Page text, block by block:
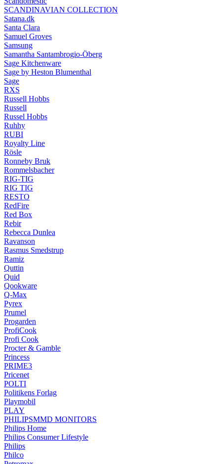
SCANDINAVIAN COLLECTION
Satana.dk
Santa Clara
Samuel Groves
Samsung
Samantha Santambrogio-Öberg
Sage Kitchenware
Sage by Heston Blumenthal
Sage
RXS
Russell Hobbs
Russell
Russel Hobbs
Ruhhy
RUBI
Royalty Line
Rösle
Ronneby Bruk
Rommelsbacher
RIG-TIG
RIG TIG
RESTO
RedFire
Red Box
Rebir
Rebecca Dunlea
Ravanson
Rasmus Smedstrup
Ramiz
Quttin
Quid
Qookware
Q-Max
Pyrex
Prumel
Progarden
ProfiCook
Profi Cook
Procter & Gamble
Princess
PRIME3
Pricenet
POLTI
Politikens Forlag
Playmobil
PLAY
PHILIPSMMD MONITORS
Philips Home
Philips Consumer Lifestyle
Philips
Philco